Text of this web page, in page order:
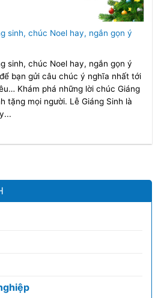
sinh, chúc Noel hay, ngắn gọn ý
sinh, chúc Noel hay, ngắn gọn ý
bạn gửi câu chúc ý nghĩa nhất tới
Khám phá những lời chúc Giáng
tặng mọi người. Lễ Giáng Sinh là